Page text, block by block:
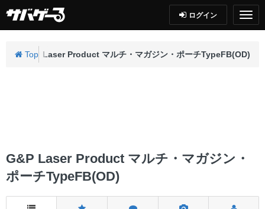
ログイン
Top
G&P Laser Product マルチ・マガジン・ポーチTypeFB(OD)
G&P Laser Product マルチ・マガジン・
ポーチTypeFB(OD)